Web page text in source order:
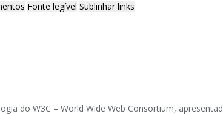
Fonte legível Sublinhar links
do W3C – World Wide Web Consortium,